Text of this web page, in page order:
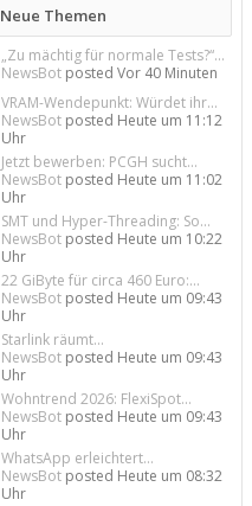
Neue Themen
„Zu mächtig für normale Tests?“...
NewsBot postedVor 40 Minuten
VRAM-Wendepunkt: Würdet ihr...
NewsBot posted Heute um 11:12
Uhr
Jetzt bewerben: PCGH sucht...
NewsBot posted Heute um 11:02
Uhr
SMT und Hyper-Threading: So...
NewsBot posted Heute um 10:22
Uhr
22 GiByte für circa 460 Euro:...
NewsBot posted Heute um 09:43
Uhr
Starlink räumt...
NewsBot posted Heute um 09:43
Uhr
Wohntrend 2026: FlexiSpot...
NewsBot posted Heute um 09:43
Uhr
WhatsApp erleichtert...
NewsBot posted Heute um 08:32
Uhr